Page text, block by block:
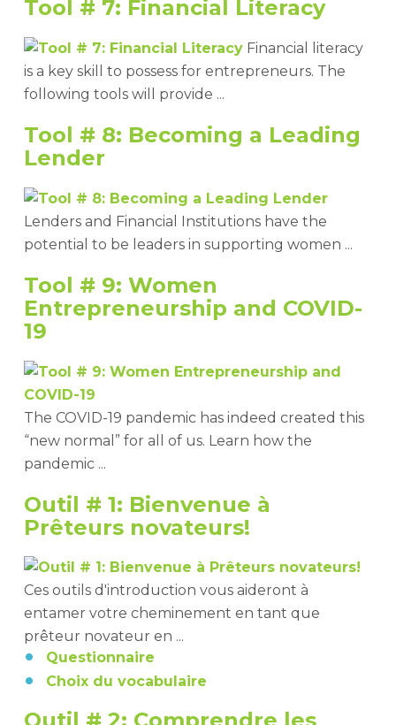
Tool # 7: Financial Literacy
Financial literacy
is a key skill to possess for entrepreneurs. The
following tools will provide ...
Tool # 8: Becoming a Leading
Lender
Lenders and Financial Institutions have the
potential to be leaders in supporting women ...
Tool # 9: Women
Entrepreneurship and COVID-
19
The COVID-19 pandemic has indeed created this
“new normal” for all of us. Learn how the
pandemic ...
Outil # 1: Bienvenue à
Prêteurs novateurs!
Ces outils d'introduction vous aideront à
entamer votre cheminement en tant que
prêteur novateur en ...
Questionnaire
Choix du vocabulaire